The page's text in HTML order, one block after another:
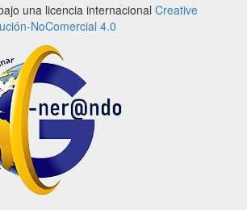
una licencia internacional Creative
NoComercial 4.0